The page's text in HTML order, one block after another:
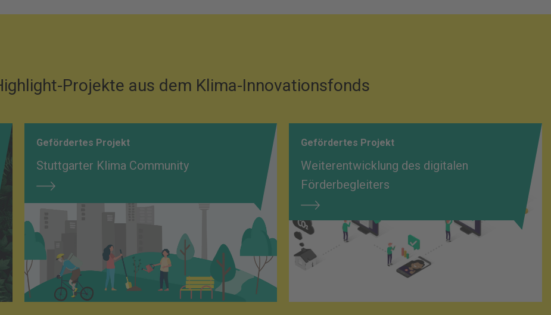
Projekte aus dem Klima-Innovationsfonds
Gefördertes Projekt
Stuttgarter Klima Community
Gefördertes Projekt
Weiterentwicklung des digitalen
Förderbegleiters